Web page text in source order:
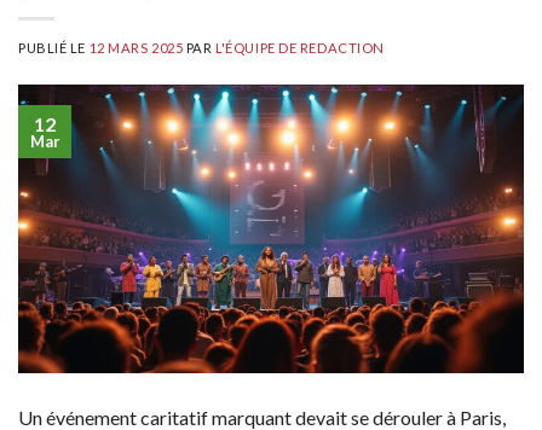
PUBLIÉ LE 12 MARS 2025 PARL'ÉQUIPE DE REDACTION
12
Mar
Un événement caritatif marquant devait se dérouler à Paris,